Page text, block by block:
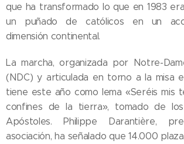
que ha transformado lo que en 1983
un puñado de católicos en un
dimensión continental.
La marcha, organizada por Notre-
(NDC) y articulada en torno a la misa
tiene este año como lema «Seréis mis
confines de la tierra», tomado de
Apóstoles. Philippe Darantière,
asociación, ha señalado que 14.000